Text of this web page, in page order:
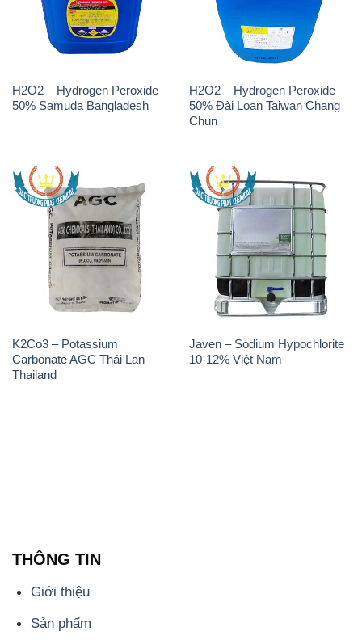
H2O2 – Hydrogen Peroxide
50% Samuda Bangladesh
H2O2 – Hydrogen Peroxide
50% Đài Loan Taiwan Chang
Chun
K2Co3 – Potassium
Carbonate AGC Thái Lan
Thailand
Javen – Sodium Hypochlorite
10-12% Việt Nam
THÔNG TIN
Giới thiệu
Sản phẩm